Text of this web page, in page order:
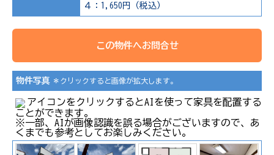
４：1,650円（税込）
この物件へお問合せ
物件写真 ＊クリックすると画像が拡大します。
アイコンをクリックするとAIを使って家具を配置する
ことができます。
※一部、AIが画像認識を誤る場合がございますので、あ
くまでも参考としてお楽しみください。